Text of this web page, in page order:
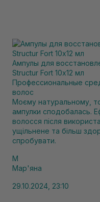
Ампулы для
Structur Fort 10х12 мл
Профессиональные
волос
Моєму натуральному,
ампулки сподобалась.
волосся після
ущільнене та більш
спробувати.
М
Мар'яна
29.10.2024, 23:10